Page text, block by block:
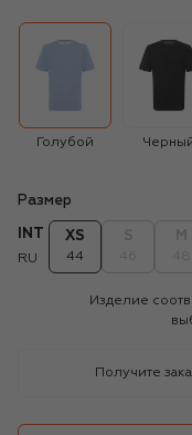
Голубой
Размер
INT
RU
XS
44
Изделие
Получите